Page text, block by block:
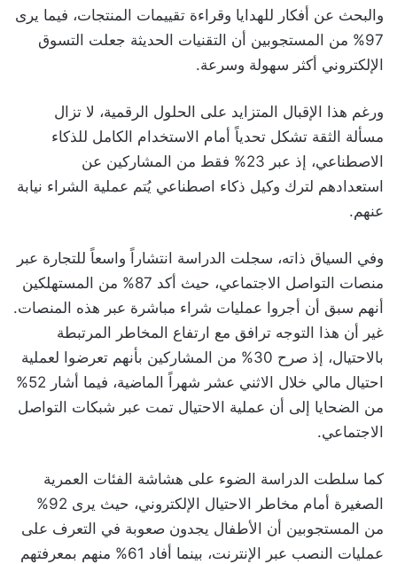
والبحث عن أفكار للهدايا وقراءة تقييمات المنتجات، فيما يرى
97% من المستجوبين أن التقنيات الحديثة جعلت التسوق
الإلكتروني أكثر سهولة وسرعة.
ورغم هذا الإقبال المتزايد على الحلول الرقمية، لا تزال
مسألة الثقة تشكل تحدياً أمام الاستخدام الكامل للذكاء
الاصطناعي، إذ عبر 23% فقط من المشاركين عن
استعدادهم لترك وكيل ذكاء اصطناعي يُتم عملية الشراء نيابة
عنهم.
وفي السياق ذاته، سجلت الدراسة انتشاراً واسعاً للتجارة عبر
منصات التواصل الاجتماعي، حيث أكد 87% من المستهلكين
أنهم سبق أن أجروا عمليات شراء مباشرة عبر هذه المنصات.
غير أن هذا التوجه ترافق مع ارتفاع المخاطر المرتبطة
بالاحتيال، إذ صرح 30% من المشاركين بأنهم تعرضوا لعملية
احتيال مالي خلال الاثني عشر شهراً الماضية، فيما أشار 52%
من الضحايا إلى أن عملية الاحتيال تمت عبر شبكات التواصل
الاجتماعي.
كما سلطت الدراسة الضوء على هشاشة الفئات العمرية
الصغيرة أمام مخاطر الاحتيال الإلكتروني، حيث يرى 92%
من المستجوبين أن الأطفال يجدون صعوبة في التعرف على
عمليات النصب عبر الإنترنت، بينما أفاد 61% منهم بمعرفتهم